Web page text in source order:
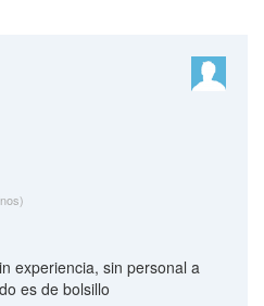
experiencia, sin personal a
es de bolsillo